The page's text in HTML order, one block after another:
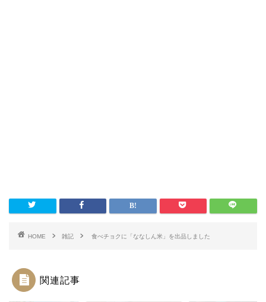
HOME 雑記 食べチョクに「ななしん米」を出品しました
関連記事